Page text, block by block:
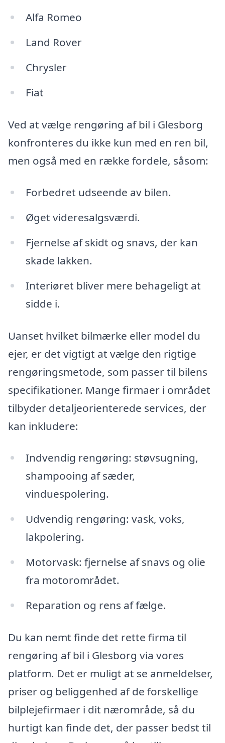
Alfa Romeo
Land Rover
Chrysler
Fiat
Ved at vælge rengøring af bil i Glesborg
konfronteres du ikke kun med en ren bil,
men også med en række fordele, såsom:
Forbedret udseende av bilen.
Øget videresalgsværdi.
Fjernelse af skidt og snavs, der kan
skade lakken.
Interiøret bliver mere behageligt at
sidde i.
Uanset hvilket bilmærke eller model du
ejer, er det vigtigt at vælge den rigtige
rengøringsmetode, som passer til bilens
specifikationer. Mange firmaer i området
tilbyder detaljeorienterede services, der
kan inkludere:
Indvendig rengøring: støvsugning,
shampooing af sæder,
vinduespolering.
Udvendig rengøring: vask, voks,
lakpolering.
Motorvask: fjernelse af snavs og olie
fra motorområdet.
Reparation og rens af fælge.
Du kan nemt finde det rette firma til
rengøring af bil i Glesborg via vores
platform. Det er muligt at se anmeldelser,
priser og beliggenhed af de forskellige
bilplejefirmaer i dit nærområde, så du
hurtigt kan finde det, der passer bedst til